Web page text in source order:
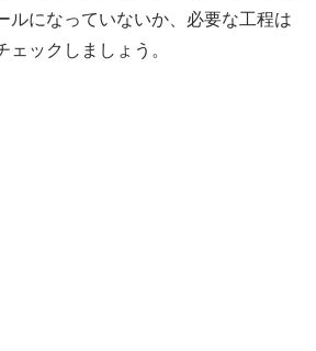
ルになっていないか、必要な工程は
ェック しましょう。